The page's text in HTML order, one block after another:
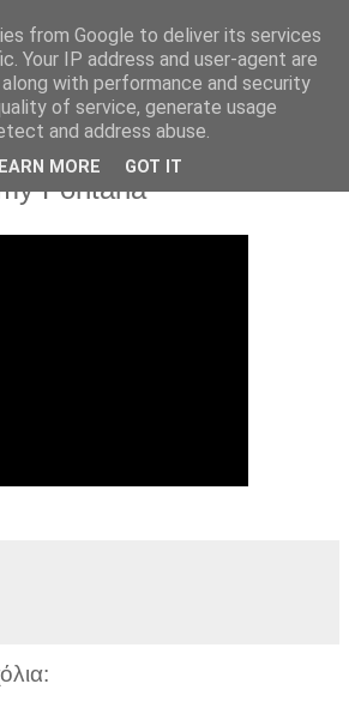
2019
Fontana
from Google to deliver its services
Your IP address and user-agent are
with performance and security
of service, generate usage
and address abuse.
MORE GOT IT